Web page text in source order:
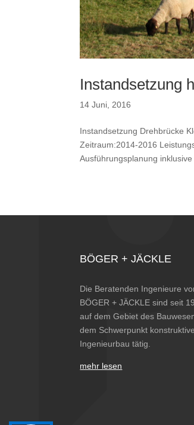
Instandsetzung
14 Juni, 2016
Instandsetzung Drehbrücke
Zeitraum:2014-2016
Ausführungsplanung
BÖGER + JÄCKLE
Die Beratenden Ingenieure
BÖGER + JÄCKLE sind seit
auf dem Gebiet des
dem Schwerpunkt
Ingenieurbau tätig.
mehr lesen